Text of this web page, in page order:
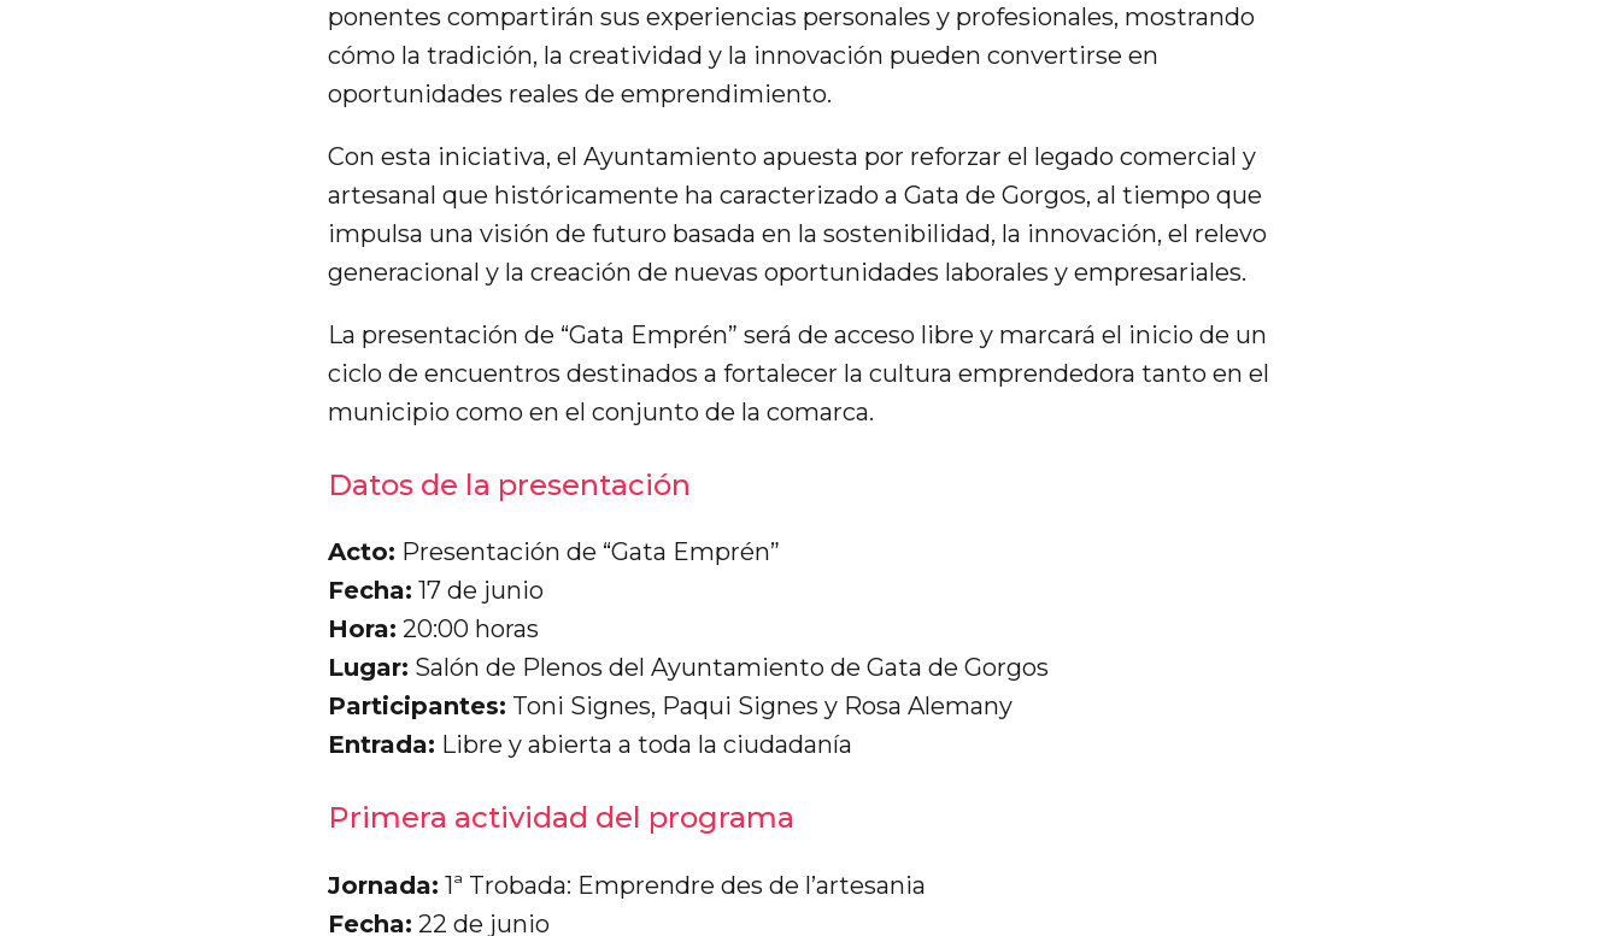
ponentes compartirán sus experiencias personales y profesionales, mostrando
cómo la tradición, la creatividad y la innovación pueden convertirse en
oportunidades reales de emprendimiento.
Con esta iniciativa, el Ayuntamiento apuesta por reforzar el legado comercial y
artesanal que históricamente ha caracterizado a Gata de Gorgos, al tiempo que
impulsa una visión de futuro basada en la sostenibilidad, la innovación, el relevo
generacional y la creación de nuevas oportunidades laborales y empresariales.
La presentación de “Gata Emprén” será de acceso libre y marcará el inicio de un
ciclo de encuentros destinados a fortalecer la cultura emprendedora tanto en el
municipio como en el conjunto de la comarca.
Datos de la presentación
Acto: Presentación de “Gata Emprén”
Fecha: 17 de junio
Hora: 20:00 horas
Lugar: Salón de Plenos del Ayuntamiento de Gata de Gorgos
Participantes: Toni Signes, Paqui Signes y Rosa Alemany
Entrada: Libre y abierta a toda la ciudadanía
Primera actividad del programa
Jornada: 1ª Trobada: Emprendre des de l’artesania
Fecha: 22 de junio